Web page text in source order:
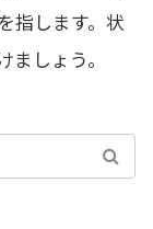
指します。状
しょう。